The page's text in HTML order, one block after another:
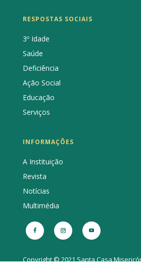
RESPOSTAS SOCIAIS
3º Idade
Saúde
Deficiência
Ação Social
Educação
Serviços
INFORMAÇÕES
A Instituição
Revista
Notícias
Multimédia
Copyright © 2021 Santa Casa